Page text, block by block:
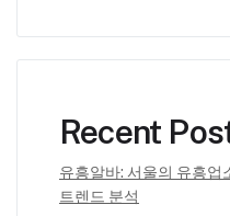
Recent
유흥알바: 서울의 유흥업
트렌드 분석